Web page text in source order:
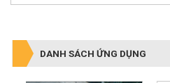
DANH SÁCH ỨNG DỤNG